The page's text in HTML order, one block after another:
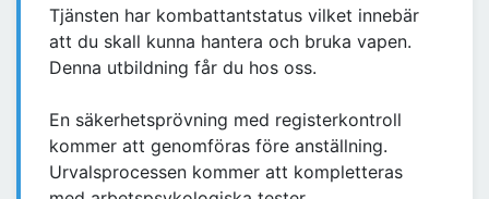
Tjänsten har kombattantstatus vilket innebär
att du skall kunna hantera och bruka vapen.
Denna utbildning får du hos oss.
En säkerhetsprövning med registerkontroll
kommer att genomföras före anställning.
Urvalsprocessen kommer att kompletteras